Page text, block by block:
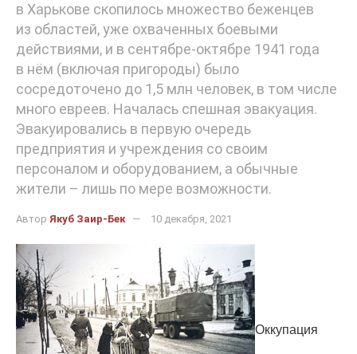
в Харькове скопилось множество беженцев
из областей, уже охваченных боевыми
действиями, и в сентябре-октябре 1941 года
в нём (включая пригороды) было
сосредоточено до 1,5 млн человек, в том числе
много евреев. Началась спешная эвакуация.
Эвакуировались в первую очередь
предприятия и учреждения со своим
персоналом и оборудованием, а обычные
жители – лишь по мере возможности.
Автор Якуб Заир-Бек 10 декабря, 2021
Оккупация